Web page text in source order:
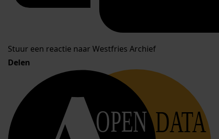
Stuur een reactie naar Westfries Archief
Delen
OPEN DATA